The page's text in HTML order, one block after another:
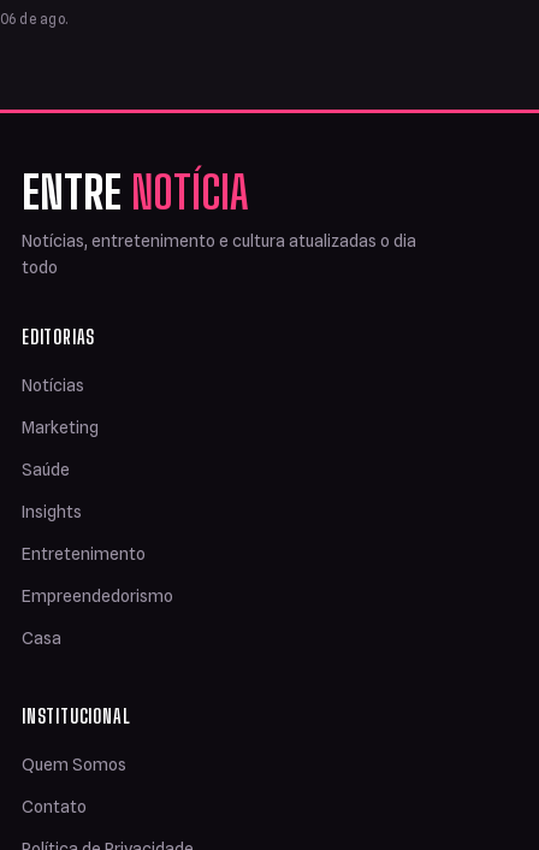
06 de ago.
ENTRE NOTÍCIA
Notícias, entretenimento e cultura atualizadas o dia
todo
EDITORIAS
Notícias
Marketing
Saúde
Insights
Entretenimento
Empreendedorismo
Casa
INSTITUCIONAL
Quem Somos
Contato